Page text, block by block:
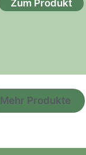
Zum Produkt
Mehr Produkte